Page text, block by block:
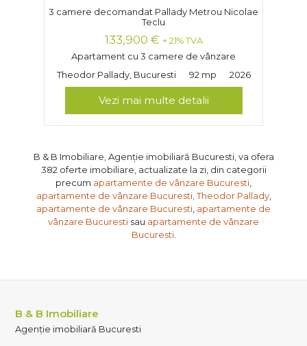
3 camere decomandat Pallady Metrou Nicolae
Teclu
133,900 € + 21% TVA
Apartament cu 3 camere de vânzare
Theodor Pallady, Bucuresti
92 mp 2026
Vezi mai multe detalii
B & B Imobiliare, Agenție imobiliară Bucuresti, va ofera
382 oferte imobiliare, actualizate la zi, din categorii
precum apartamente de vânzare Bucuresti
apartamente de vânzare Bucuresti, Theodor Pallady,
apartamente de vânzare Bucuresti apartamente de
vânzare Bucuresti sau apartamente de vânzare
Bucuresti.
B & B Imobiliare
Agenție imobiliară Bucuresti